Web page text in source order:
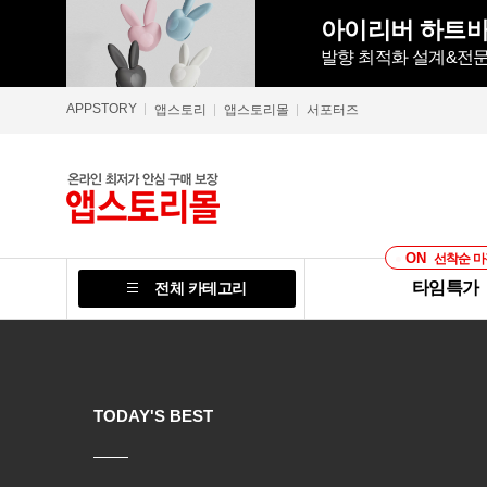
아이리버 하트
발향 최적화 설계&전
APPSTORY 앱스토리 앱스토리몰 서포터즈
전체 카테고리
ON 선착순
타임특가
TODAY'S BEST
TODAY'S BEST
TODAY'S BEST
TODAY'S BEST
TODAY'S BEST
TODAY'S BEST
TODAY'S BEST
TODAY'S BEST
TODAY'S BEST
TODAY'S BEST
TODAY'S BEST
TODAY'S BEST